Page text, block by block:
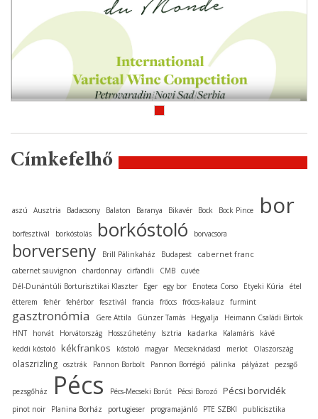
Címkefelhő
aszú Ausztria Badacsony Balaton Baranya Bikavér Bock Bock Pince bor
borfesztivál borkóstolás borkóstoló borvacsora
borverseny Brill Pálinkaház Budapest cabernet franc
cabernet sauvignon chardonnay cirfandli CMB cuvée
Dél-Dunántúli Borturisztikai Klaszter
Eger egy bor Enoteca Corso Etyeki Kúria
étel
étterem
fehér fehérbor fesztivál francia fröccs fröccs-kalauz furmint
gasztronómia Gere Attila Günzer Tamás Hegyalja
Heimann Családi Birtok
HNT
horvát Horvátország Hosszúhetény Isztria kadarka Kalamáris
kávé
keddi kóstoló kékfrankos kóstoló magyar Mecseknádasd merlot Olaszország
olaszrizling osztrák Pannon Borbolt Pannon Borrégió pálinka pályázat pezsgő
pezsgőház Pécs Pécs-Mecseki Borút Pécsi Borozó Pécsi borvidék
pinot noir Planina Borház portugieser programajánló PTE SZBKI
publicisztika